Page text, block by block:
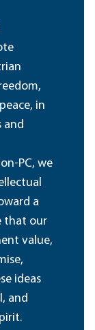
in
and
PC, we
a
that our
value,
ideas
and